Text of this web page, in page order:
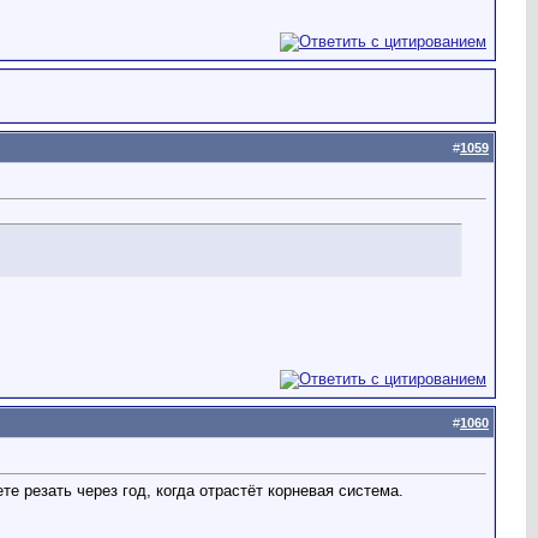
#1059
#1060
резать через год, когда отрастёт корневая система.